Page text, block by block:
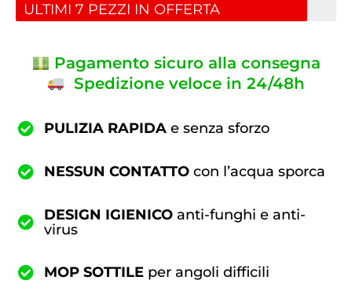
ULTIMI 7 PEZZI IN OFFERTA
Pagamento sicuro alla consegna
Spedizione veloce in 24/48h
PULIZIA RAPIDA e senza sforzo
NESSUN CONTATTO con l’acqua sporca
DESIGN IGIENICO anti-funghi e anti-
virus
MOP SOTTILE per angoli difficili